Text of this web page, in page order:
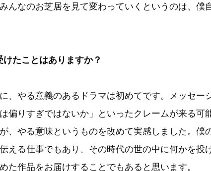
んなのお芝居を見て変わっていくというのは、僕
たことはありますか？
、やる意義のあるドラマは初めてです。メッセー
偏りすぎではないか」といったクレームが来る可
、やる意味というものを改めて実感しました。僕
える仕事でもあり、その時代の世の中に何かを投
た作品をお届けすることでもあると思います。